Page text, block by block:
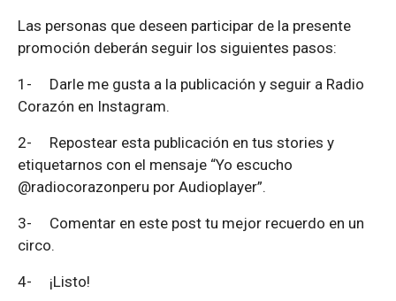
Las personas que deseen participar de la presente
promoción deberán seguir los siguientes pasos:
1- Darle me gusta a la publicación y seguir a Radio
Corazón en Instagram.
2- Repostear esta publicación en tus stories y
etiquetarnos con el mensaje “Yo escucho
@radiocorazonperu por Audioplayer”.
3- Comentar en este post tu mejor recuerdo en un
circo.
4- ¡Listo!